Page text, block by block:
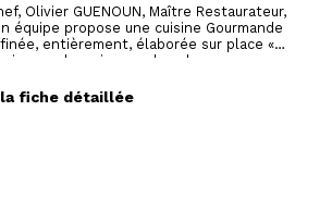
Olivier GUENOUN, Maître Restaurateur,
équipe propose une cuisine Gourmande
entièrement, élaborée sur place «
», des mises en bouche aux
glacées...
fiche détaillée